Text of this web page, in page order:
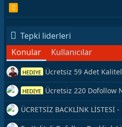
S
Tepki liderleri
Konular
Kullanıcılar
HEDİYE Ücretsiz 59 Adet
Kaynağı Veriyorum.
HEDİYE Ücretsiz 220 Dofollow
Veriyorum
ÜCRETSİZ BACKLİNK LİSTESİ
Hemen Yetiş!